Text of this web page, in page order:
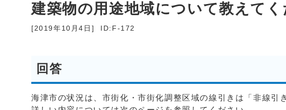
建築物の用途地域について教えてく
[2019年10月4日] ID:F-172
回答
海津市の状況は、市街化・市街化調整区域の線引きは「非線引